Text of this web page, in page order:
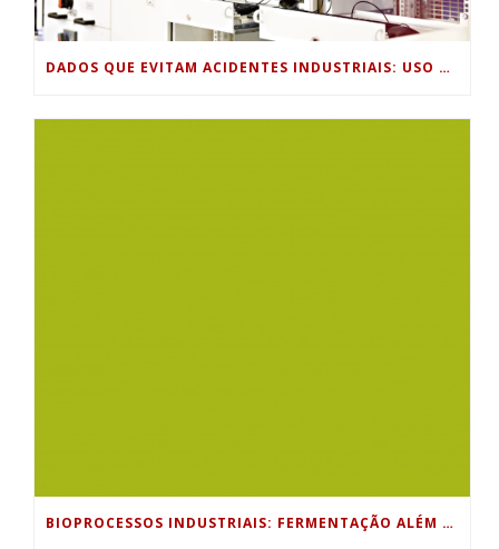
DADOS QUE EVITAM ACIDENTES INDUSTRIAIS: USO DE SENSORES, HISTÓRICOS DE PROCESSO E ANÁLISE PREDITIVA PARA SEGURANÇA OPERACIONAL
BIOPROCESSOS INDUSTRIAIS: FERMENTAÇÃO ALÉM DA INDÚSTRIA ALIMENTÍCIA